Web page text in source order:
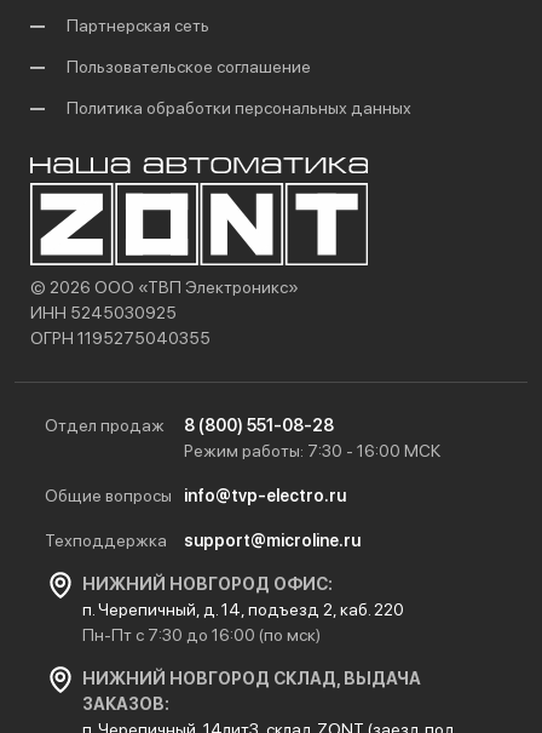
Партнерская сеть
Пользовательское соглашение
Политика обработки персональных данных
© 2026 ООО «ТВП Электроникс»
ИНН 5245030925
ОГРН 1195275040355
Отдел продаж
8 (800) 551-08-28
Режим работы: 7:30 - 16:00 МСК
Общие вопросы info@tvp-electro.ru
Техподдержка support@microline.ru
НИЖНИЙ НОВГОРОД ОФИС:
п. Черепичный, д. 14, подъезд 2, каб. 220
Пн-Пт с 7:30 до 16:00 (по мск)
НИЖНИЙ НОВГОРОД СКЛАД, ВЫДАЧА
ЗАКАЗОВ: